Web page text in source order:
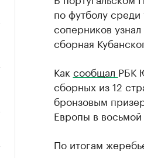
по футболу
соперников
сборная
Как сообщал РБК
сборных из 12
бронзовым
Европы в восьмой
По итогам